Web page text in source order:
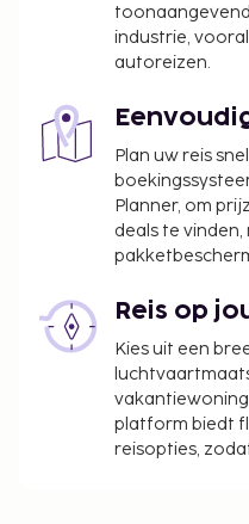
industrie,
autoreizen.
Plan uw reis
Planner, om
deals te
Reis op
Kies uit een
platform biedt
reisopties,